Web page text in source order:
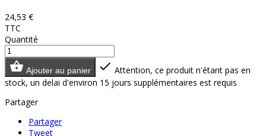
24,53 €
TTC
Quantité
 Ajouter au panier  Attention, ce produit n'étant pas en
stock, un delai d'environ 15 jours supplémentaires est requis
Partager
Partager
Tweet